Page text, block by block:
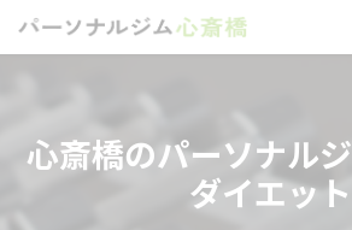
心斎橋のパーソナル
ダイエット